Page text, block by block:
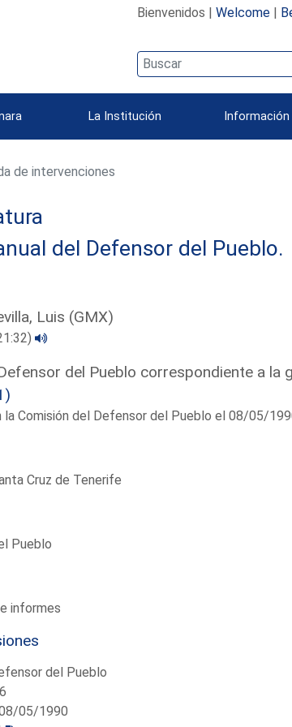
Bienvenidos | Welcome|
La Institución
de intervenciones
del Defensor del Pueblo.
Luis (GMX)
del Pueblo correspondiente a la
la Comisión del Defensor del Pueblo el 08/05/
Cruz de Tenerife
Pueblo
informes
del Pueblo
05/1990